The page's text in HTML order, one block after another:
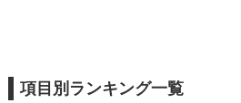
項目別ランキング一覧